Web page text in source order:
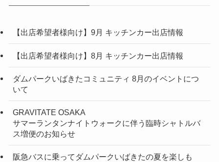
【出店希望者様向け】9月 キッチンカー出店情報
【出店希望者様向け】8月 キッチンカー出店情報
ダムパークいばきたコミュニティ 8月のイベントにつ
いて
GRAVITATE OSAKA
サマーランタンナイトウォークに伴う臨時シャトルバ
ス増便のお知らせ
阪急バスに乗ってダムパークいばきたの夏を楽しも